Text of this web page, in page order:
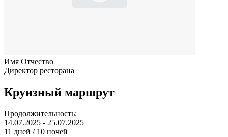
Имя Отчество
Директор ресторана
Круизный маршрут
Продолжительность:
14.07.2025 - 25.07.2025
11 дней / 10 ночей